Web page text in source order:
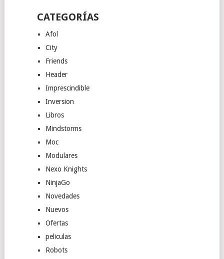
CATEGORÍAS
Afol
City
Friends
Header
Imprescindible
Inversion
Libros
Mindstorms
Moc
Modulares
Nexo Knights
NinjaGo
Novedades
Nuevos
Ofertas
peliculas
Robots